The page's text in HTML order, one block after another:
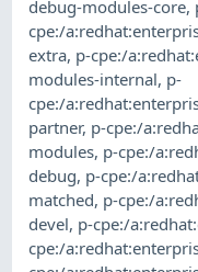
debug-modules-core,
cpe:/
extra, p-cpe:/
modules-internal, p-
cpe:/
partner, p-cpe:/
modules, p-cpe:/
debug, p-cpe:/
matched, p-cpe:/
devel, p-cpe:/
cpe:/